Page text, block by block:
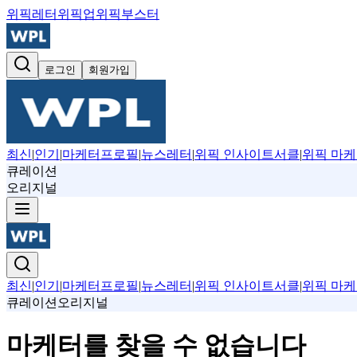
위픽레터 위픽업위픽부스터
로그인 회원가입
최신|인기 |마케터프로필|뉴스레터 |위픽 인사이트서클|위픽 마케
큐레이션
오리지널
최신|인기 |마케터프로필|뉴스레터 |위픽 인사이트서클|위픽 마케
큐레이션 오리지널
마케터를 찾을 수 없습니다